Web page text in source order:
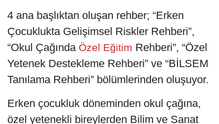
4 ana başlıktan oluşan rehber; “Erken
Çocuklukta Gelişimsel Riskler Rehberi”,
“Okul Çağında Özel Eğitim Rehberi”, “Özel
Yetenek Destekleme Rehberi” ve “BİLSEM
Tanılama Rehberi” bölümlerinden oluşuyor.
Erken çocukluk döneminden okul çağına,
özel yetenekli bireylerden Bilim ve Sanat